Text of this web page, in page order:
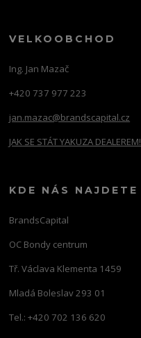
VELKOOBCHOD
Ing. Jan Mazač
+420 737 977 223
jan.mazac@brandscapital.cz
JAK SE STÁT YAKUZA DEALEREM!
KDE NÁS NAJDETE
BrandsCapital
OC Bondy centrum
Tř. Václava Klementa 1459
Mladá Boleslav 293 01
Tel.: +420 702 136 620